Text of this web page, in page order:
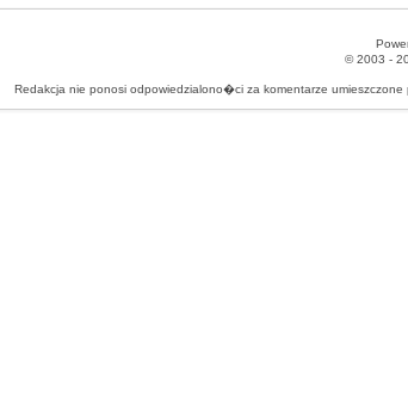
© 2003 -
Redakcja nie ponosi odpowiedzialono�ci za komentarze